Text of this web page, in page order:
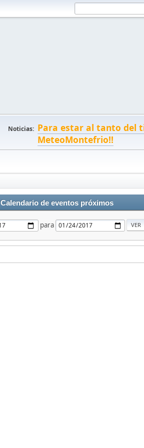
Noticias: Para estar al tanto del
MeteoMontefrio!!
Calendario de eventos próximos
para